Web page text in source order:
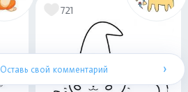
721
Оставь свой комментарий ›